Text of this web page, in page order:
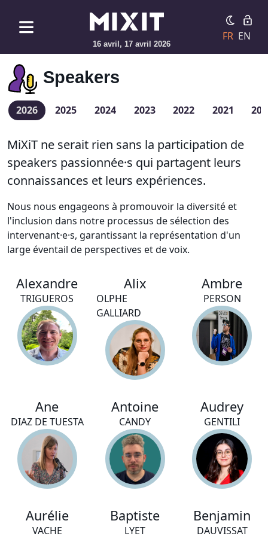
16 avril, 17 avril 2026
FR EN
Speakers
2026 2025 2024 2023 2022 2021
MiXiT ne serait rien sans la participation de
speakers passionnée·s qui partagent leurs
connaissances et leurs expériences.
Nous nous engageons à promouvoir la diversité et
l'inclusion dans notre processus de sélection des
intervenant·e·s, garantissant la représentation d'un
large éventail de perspectives et de voix.
Alexandre
TRIGUEROS
Alix
OLPHE
GALLIARD
Ambre
PERSON
Ane
DIAZ DE TUESTA
Antoine
CANDY
Audrey
GENTILI
Aurélie
VACHE
Baptiste
LYET
Benjamin
DAUVISSAT